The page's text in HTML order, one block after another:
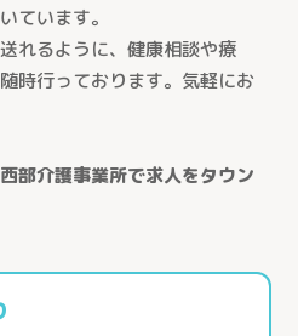
ています。
れるように、健康相談や療
時行っております。気軽にお
部介護事業所で求人をタウン